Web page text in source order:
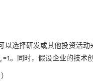
以选择研发或其他投资活
i =1。同时，假设企业的技术
）